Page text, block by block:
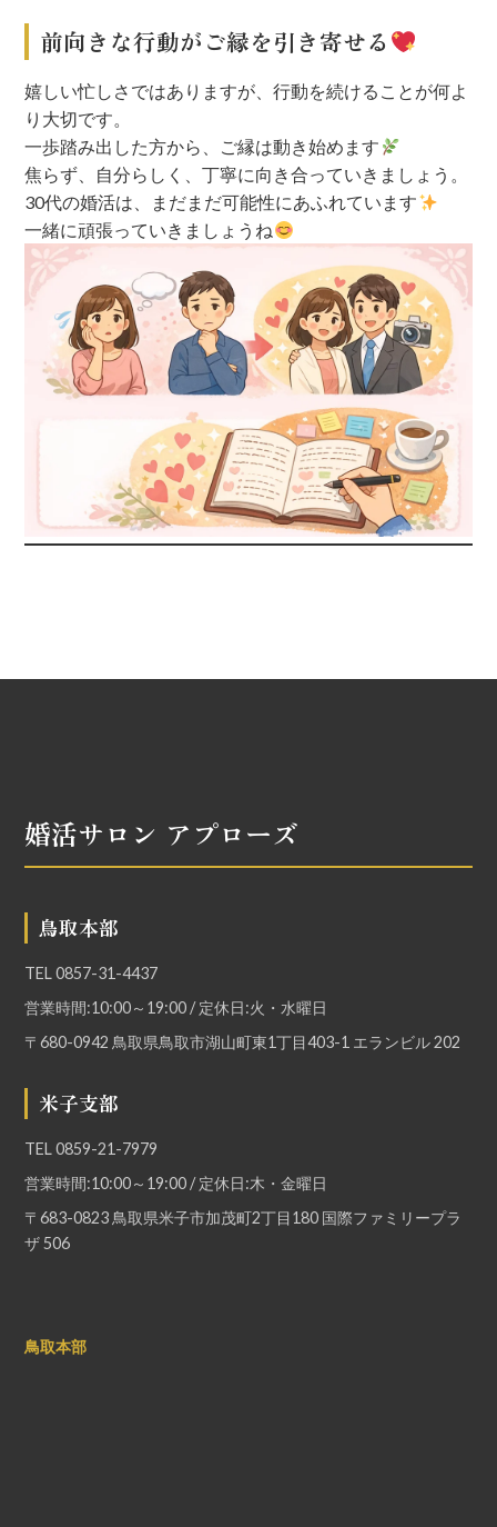
前向きな行動がご縁を引き寄せる
嬉しい忙しさではありますが、行動を続けることが何よ
り大切です。
一歩踏み出した方から、ご縁は動き始めます
焦らず、自分らしく、丁寧に向き合っていきましょう。
30代の婚活は、まだまだ可能性にあふれています
一緒に頑張っていきましょうね
婚活サロン アプローズ
鳥取本部
TEL0857-31-4437
営業時間:10:00～19:00 / 定休日:火・水曜日
〒680-0942 鳥取県鳥取市湖山町東1丁目403-1 エランビル 202
米子支部
TEL0859-21-7979
営業時間:10:00～19:00 / 定休日:木・金曜日
〒683-0823 鳥取県米子市加茂町2丁目180 国際ファミリープラ
ザ 506
鳥取本部